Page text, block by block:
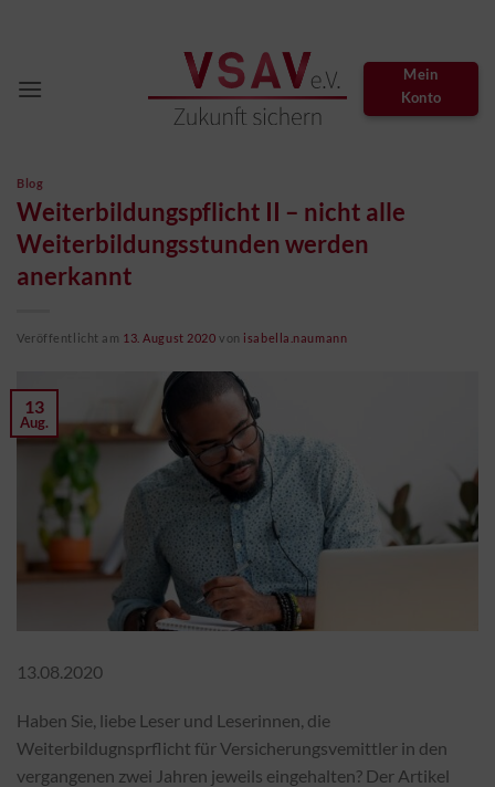
Mein
Konto
Blog
Weiterbildungspflicht II – nicht alle
Weiterbildungsstunden werden
anerkannt
Veröffentlicht am 13. August 2020 von isabella.naumann
13
Aug.
13.08.2020
Haben Sie, liebe Leser und Leserinnen, die
Weiterbildugnsprflicht für Versicherungsvemittler in den
vergangenen zwei Jahren jeweils eingehalten? Der Artikel